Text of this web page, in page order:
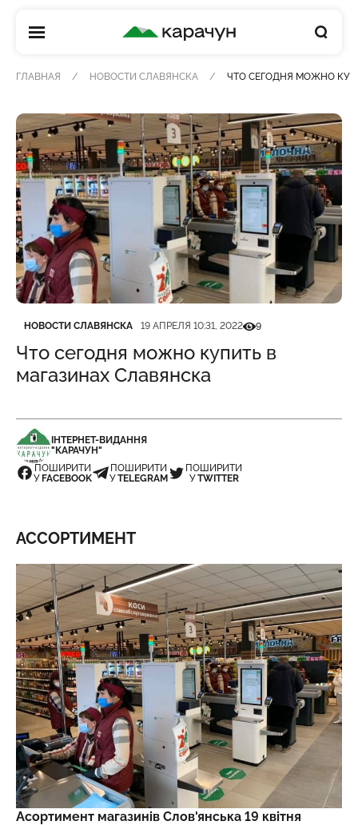
КАРАЧУН
ГЛАВНАЯ НОВОСТИ СЛАВЯНСКА ЧТО СЕГОДНЯ МОЖНО
Категория
НОВОСТИ СЛАВЯНСКА
Дата публикации 19 АПРЕЛЯ 10:31, 2022Кількість переглядів
9
Что сегодня можно купить в
магазинах Славянска
ІНТЕРНЕТ-ВИДАННЯ
"КАРАЧУН"
ПОШИРИТИ
У FACEBOOK
ПОШИРИТИ
УTELEGRAM
ПОШИРИТИ
УTWITTER
АССОРТИМЕНТ
Асортимент магазинів Слов'янська 19 квітня